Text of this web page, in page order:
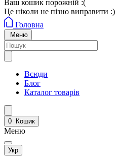
Ваш кошик порожній :(
Це ніколи не пізно виправити :)
Головна
Меню
Всюди
Блог
Каталог товарів
0 Кошик
Меню
Укр